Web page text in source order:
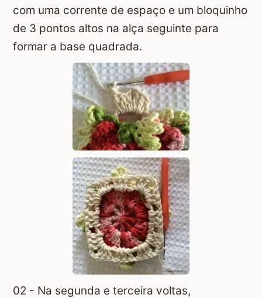
com uma corrente de espaço e um bloquinho
de 3 pontos altos na alça seguinte para
formar a base quadrada.
02 - Na segunda e terceira voltas,